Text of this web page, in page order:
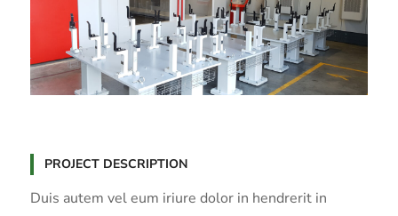
PROJECT DESCRIPTION
Duis autem vel eum iriure dolor in hendrerit in